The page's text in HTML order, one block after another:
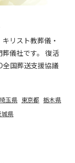
リスト教葬儀・
儀社です。 復活
全国葬送支援協議
埼玉県 東京都 栃木県
城県